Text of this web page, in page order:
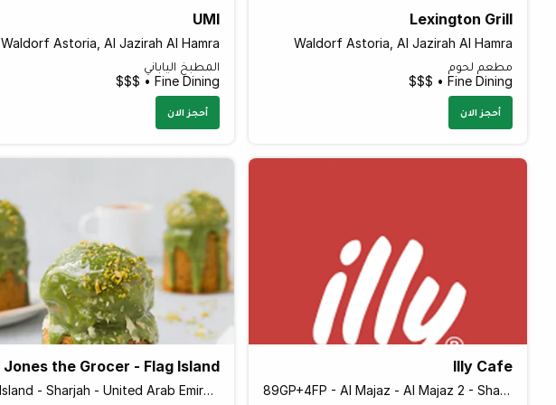
Lexington Grill
Waldorf Astoria, Al Jazirah Al Hamra
مطعم لحوم
Fine Dining • $$$
أحجز الان
UMI
Waldorf Astoria, Al Jazirah Al Hamra
المطبخ الياباني
Fine Dining • $$$
أحجز الان
Illy Cafe
89GP+4FP - Al Majaz - Al Majaz 2 - Sharjah - United Arab Emirates
Jones the Grocer - Flag Island
Flag Island - Sharjah - United Arab Emirates